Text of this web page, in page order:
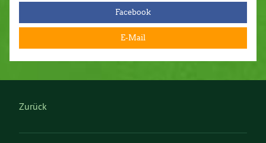
Facebook
E-Mail
Zurück